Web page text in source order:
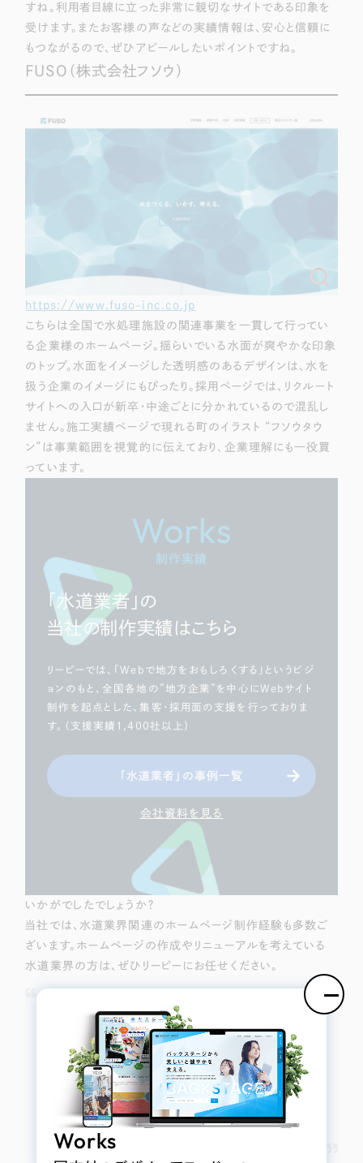
Works
すね。利用者目線に立った非常に親切なサイトである印象を
受けます。またお客様の声などの実績情報は、安心と信頼に
もつながるので、ぜひアピールしたいポイントですね。
FUSO（株式会社フソウ）
https://www.fuso-inc.co.jp
こちらは全国で水処理施設の関連事業を一貫して行ってい
る企業様のホームページ。揺らいでいる水面が爽やかな印象
のトップ。水面をイメージした透明感のあるデザインは、水を
扱う企業のイメージにもぴったり。採用ページでは、リクルート
サイトへの入口が新卒・中途ごとに分かれているので混乱し
ません。施工実績ページで現れる町のイラスト “フソウタウ
ン”は事業範囲を視覚的に伝えており、企業理解にも一役買
っています。
Works
制作実績
「水道業者」の
当社の制作実績はこちら
リーピーでは、「Webで地方をおもしろくする」というビジ
ョンのもと、全国各地の”地方企業”を中心にWebサイト
制作を起点とした、集客・採用面の支援を行っておりま
す。（支援実績1,400社以上）
「水道業者」の事例一覧
会社資料を見る
いかがでしたでしょうか？
当社では、水道業界関連のホームページ制作経験も多数ご
ざいます。ホームページの作成やリニューアルを考えている
水道業界の方は、ぜひリーピーにお任せください。
※ご紹介しているサイトの中で、「（制作 株式会社リーピ
ー）」と書かれたサイトは当社の制作実績です。その他の
サイトは当社の制作実績ではございませんが、デザイン
性などが優れているため、事例としてご紹介させて頂き
ました。制作をされた制作会社様で、掲載の取り消しを
ご希望の場合は速やかに対処させて頂きますので、当
社までご連絡くださいませ。